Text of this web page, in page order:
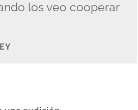
los veo cooperar